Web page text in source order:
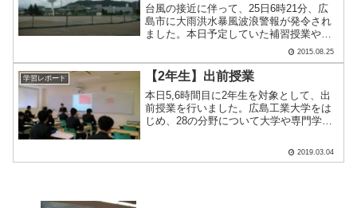
台風の接近に伴って、25日6時21分、広
島市に大雨洪水暴風波浪警報が発令され
ました。本日予定していた補習授業やク
ラブ活動についてはすべて取りやめとし
ます。生徒の皆さんは、外出を控え自宅
で勉強などに取り組みましょう。来週の
火曜日からは、２学期.....
2015.08.25
学習レポート 【2年生】出前授業
本日5,6時間目に2年生を対象として、出
前授業を行いました。広島工業大学をは
じめ、28の分野について大学や専門学校
の学びを体験しようというものです。3年
生を目前に控え進路先決定の参考とする
2019.03.04